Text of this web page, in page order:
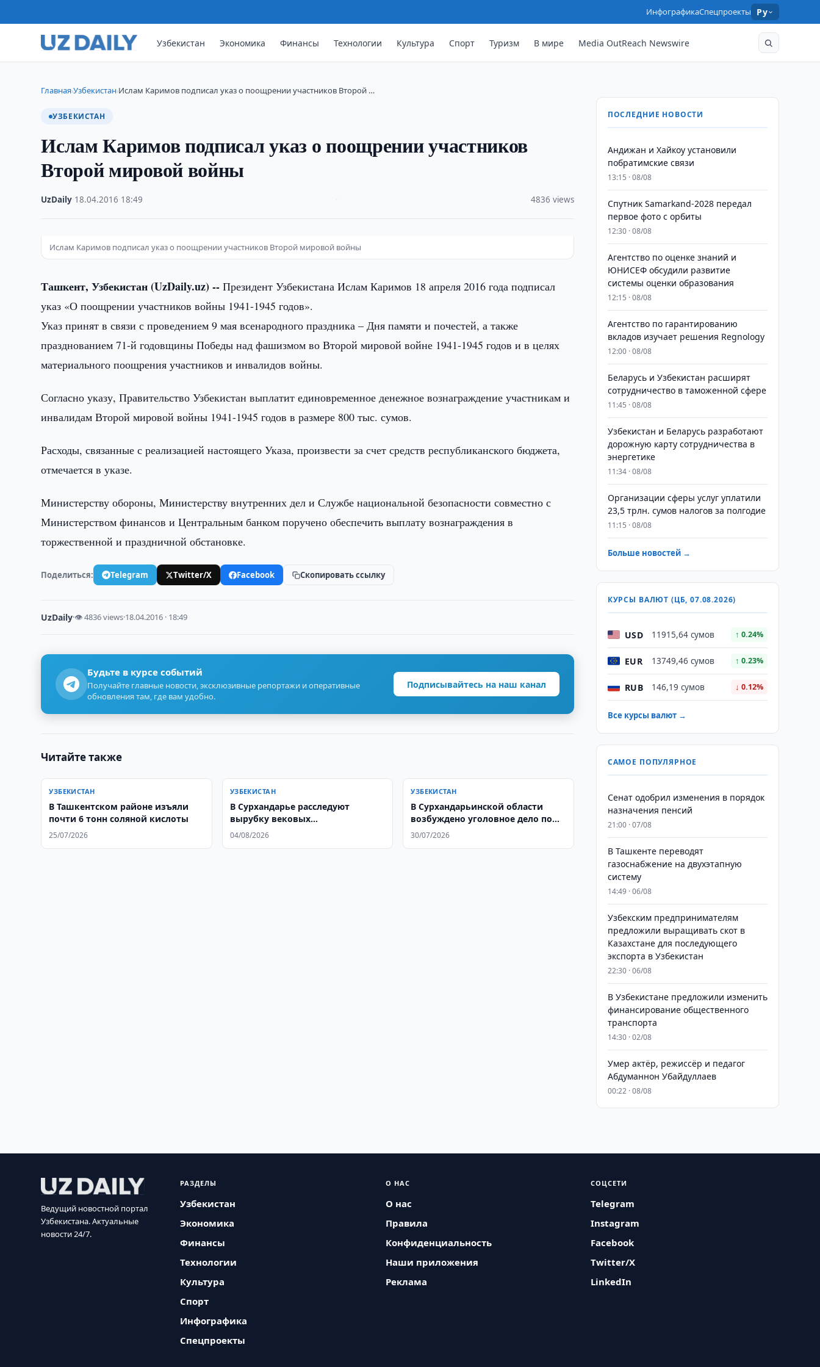
ИнфографикаСпецпроекты Ру
Узбекистан Экономика Финансы Технологии Культура Спорт Туризм В мире Media OutReach Newswire
Главная›Узбекистан›Ислам Каримов подписал указ о поощрении участников Второй …
УЗБЕКИСТАН
Ислам Каримов подписал указ о поощрении участников
Второй мировой войны
UzDaily 18.04.2016 18:49 4836 views
Ислам Каримов подписал указ о поощрении участников Второй мировой войны
Ташкент, Узбекистан (UzDaily.uz) -- Президент Узбекистана Ислам Каримов 18 апреля 2016 года подписал
указ «О поощрении участников войны 1941-1945 годов».
Указ принят в связи с проведением 9 мая всенародного праздника – Дня памяти и почестей, а также
празднованием 71-й годовщины Победы над фашизмом во Второй мировой войне 1941-1945 годов и в целях
материального поощрения участников и инвалидов войны.
Согласно указу, Правительство Узбекистан выплатит единовременное денежное вознаграждение участникам и
инвалидам Второй мировой войны 1941-1945 годов в размере 800 тыс. сумов.
Расходы, связанные с реализацией настоящего Указа, произвести за счет средств республиканского бюджета,
отмечается в указе.
Министерству обороны, Министерству внутренних дел и Службе национальной безопасности совместно с
Министерством финансов и Центральным банком поручено обеспечить выплату вознаграждения в
торжественной и праздничной обстановке.
Поделиться: Telegram Twitter/X Facebook Скопировать ссылку
UzDaily·👁 4836 views·18.04.2016 · 18:49
Будьте в курсе событий
Получайте главные новости, эксклюзивные репортажи и оперативные
обновления там, где вам удобно.
Подписывайтесь на наш канал
Читайте также
УЗБЕКИСТАН
В Ташкентском районе изъяли
почти 6 тонн соляной кислоты
25/07/2026
УЗБЕКИСТАН
В Сурхандарье расследуют
вырубку вековых
можжевельников
04/08/2026
УЗБЕКИСТАН
​​​​​​​В Сурхандарьинской области
возбуждено уголовное дело по
факту браконьерства
30/07/2026
ПОСЛЕДНИЕ НОВОСТИ
Андижан и Хайкоу установили
побратимские связи
13:15 · 08/08
Спутник Samarkand-2028 передал
первое фото с орбиты
12:30 · 08/08
Агентство по оценке знаний и
ЮНИСЕФ обсудили развитие
системы оценки образования
12:15 · 08/08
Агентство по гарантированию
вкладов изучает решения Regnology
12:00 · 08/08
Беларусь и Узбекистан расширят
сотрудничество в таможенной сфере
11:45 · 08/08
Узбекистан и Беларусь разработают
дорожную карту сотрудничества в
энергетике
11:34 · 08/08
Организации сферы услуг уплатили
23,5 трлн. сумов налогов за полгодие
11:15 · 08/08
Больше новостей →
КУРСЫ ВАЛЮТ (ЦБ, 07.08.2026)
USD 11915,64 сумов ↑ 0.24%
EUR 13749,46 сумов ↑ 0.23%
RUB 146,19 сумов ↓ 0.12%
Все курсы валют →
САМОЕ ПОПУЛЯРНОЕ
Сенат одобрил изменения в порядок
назначения пенсий
21:00 · 07/08
В Ташкенте переводят
газоснабжение на двухэтапную
систему
14:49 · 06/08
Узбекским предпринимателям
предложили выращивать скот в
Казахстане для последующего
экспорта в Узбекистан
22:30 · 06/08
В Узбекистане предложили изменить
финансирование общественного
транспорта
14:30 · 02/08
Умер актёр, режиссёр и педагог
Абдуманнон Убайдуллаев
00:22 · 08/08
Ведущий новостной портал
Узбекистана. Актуальные
новости 24/7.
РАЗДЕЛЫ
Узбекистан
Экономика
Финансы
Технологии
Культура
Спорт
Инфографика
Спецпроекты
О НАС
О нас
Правила
Конфиденциальность
Наши приложения
Реклама
СОЦСЕТИ
Telegram
Instagram
Facebook
Twitter/X
LinkedIn